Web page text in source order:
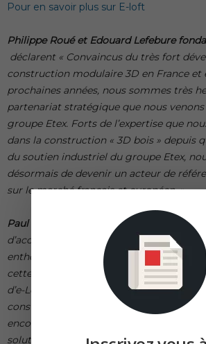
Pour en savoir plus sur E-loft
Philippe Roué et Edouard Lefebure
déclarent « Convaincus du très fort
construction modulaire 3D en France et
prochaines années, nous sommes très
partenariat stratégique que nous
groupe Etex. Forts de l’expertise que
dans la construction « 3D bois » depuis
du soutien industriel du groupe Etex,
désormais de devenir un acteur de
sur le marché français et européen. »
Paul Van Oyen, CEO d’Etex
: « Nous
d’accueillir e-Loft au sein de notre
enthousiastes quant aux opportunités
cette acquisition stratégique offre aux
d’e-Loft à notre portefeuille mondial
construction légère et modulaire
encore notre ambition de devenir un
solutions de construction durable